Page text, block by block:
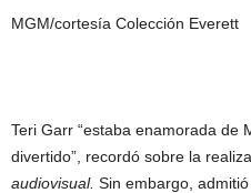
MGM/cortesía Colección Everett
Teri Garr “estaba enamorada de
divertido”, recordó sobre la
audiovisual. Sin embargo,